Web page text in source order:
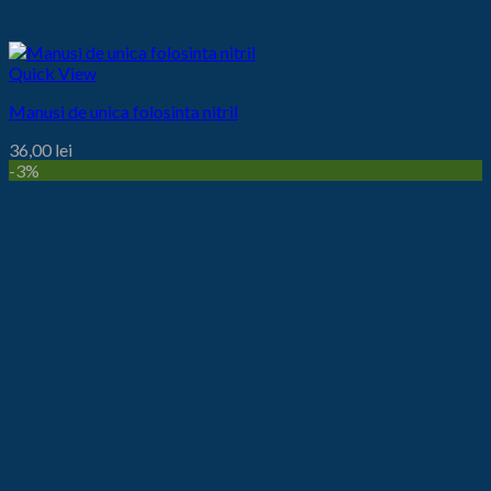
Quick View
Manusi de unica folosinta nitril
36,00 lei
-3%